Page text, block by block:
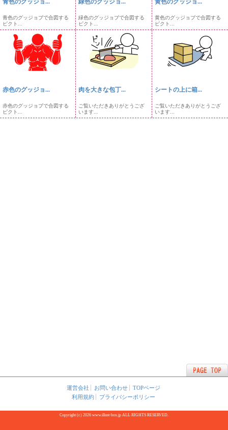
青色のグッジョブで合図する
ピクト...
緑色のグッジョブで合図する
ピクト...
黄色のグッジョブで合図する
ピクト...
赤色のグッジョ...
赤色のグッジョブで合図する
ピクト...
肉を大きな包丁...
ご覧いただきありがとうござ
います...
シートの上に箱...
ご覧いただきありがとうござ
います...
運営会社 お問い合わせ
TOPページ
利用規約
プライバシーポリシー
Copyright (c) 2026 www.illust-box.jp ALL RIGHTS RESERVED.